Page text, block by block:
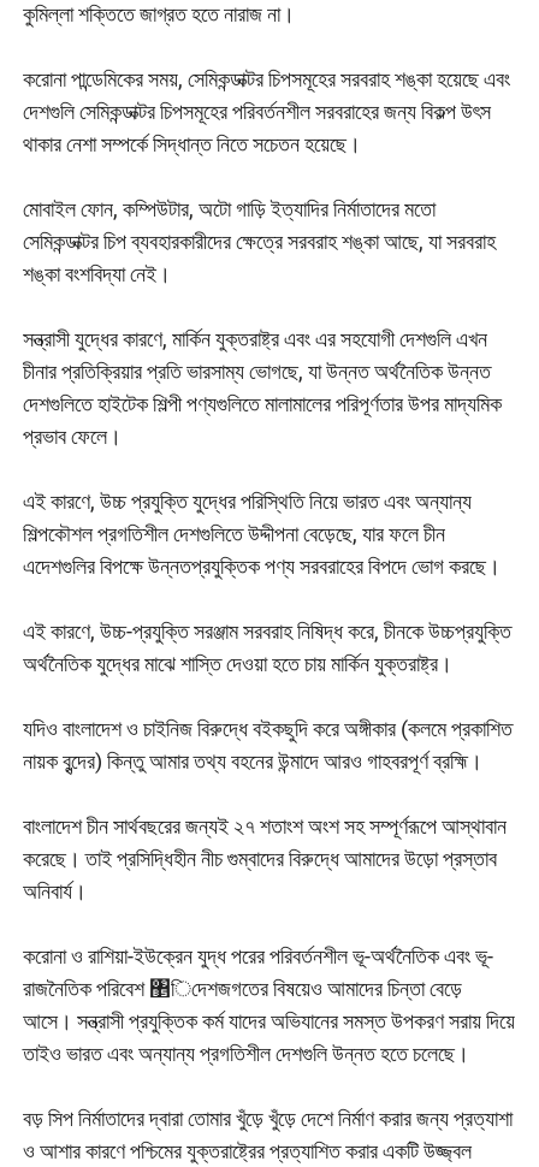
কুমিল্লা শক্তিতে জাগ্রত হতে নারাজ না।
করোনা পান্ডেমিকের সময়, সেমিকন্ডাক্টর চিপসমূহের সরবরাহ শঙ্কা হয়েছে এবং
দেশগুলি সেমিকন্ডাক্টর চিপসমূহের পরিবর্তনশীল সরবরাহের জন্য বিকল্প উৎস
থাকার নেশা সম্পর্কে সিদ্ধান্ত নিতে সচেতন হয়েছে।
মোবাইল ফোন, কম্পিউটার, অটো গাড়ি ইত্যাদির নির্মাতাদের মতো
সেমিকন্ডাক্টর চিপ ব্যবহারকারীদের ক্ষেত্রে সরবরাহ শঙ্কা আছে, যা সরবরাহ
শঙ্কা বংশবিদ্যা নেই।
সন্ত্রাসী যুদ্ধের কারণে, মার্কিন যুক্তরাষ্ট্র এবং এর সহযোগী দেশগুলি এখন
চীনার প্রতিক্রিয়ার প্রতি ভারসাম্য ভোগছে, যা উন্নত অর্থনৈতিক উন্নত
দেশগুলিতে হাইটেক শিল্পী পণ্যগুলিতে মালামালের পরিপূর্ণতার উপর মাদ্যমিক
প্রভাব ফেলে।
এই কারণে, উচ্চ প্রযুক্তি যুদ্ধের পরিস্থিতি নিয়ে ভারত এবং অন্যান্য
শিল্পকৌশল প্রগতিশীল দেশগুলিতে উদ্দীপনা বেড়েছে, যার ফলে চীন
এদেশগুলির বিপক্ষে উন্নতপ্রযুক্তিক পণ্য সরবরাহের বিপদে ভোগ করছে।
এই কারণে, উচ্চ-প্রযুক্তি সরঞ্জাম সরবরাহ নিষিদ্ধ করে, চীনকে উচ্চপ্রযুক্তি
অর্থনৈতিক যুদ্ধের মাঝে শাস্তি দেওয়া হতে চায় মার্কিন যুক্তরাষ্ট্র।
যদিও বাংলাদেশ ও চাইনিজ বিরুদ্ধে বইকছুদি করে অঙ্গীকার (কলমে প্রকাশিত
নায়ক বৃন্দের) কিন্তু আমার তথ্য বহনের উন্মাদে আরও গাহবরপূর্ণ ব্রহ্মি।
বাংলাদেশ চীন সার্থবছরের জন্যই ২৭ শতাংশ অংশ সহ সম্পূর্ণরূপে আস্থাবান
করেছে। তাই প্রসিদ্ধিহীন নীচ গুম্বাদের বিরুদ্ধে আমাদের উড়ো প্রস্তাব
অনিবার্য।
করোনা ও রাশিয়া-ইউক্রেন যুদ্ধ পরের পরিবর্তনশীল ভূ-অর্থনৈতিক এবং ভূ-
রাজনৈতিক পরিবেশ ঵িদেশজগতের বিষয়েও আমাদের চিন্তা বেড়ে
আসে। সন্ত্রাসী প্রযুক্তিক কর্ম যাদের অভিযানের সমস্ত উপকরণ সরায় দিয়ে
তাইও ভারত এবং অন্যান্য প্রগতিশীল দেশগুলি উন্নত হতে চলেছে।
বড় সিপ নির্মাতাদের দ্বারা তোমার খুঁড়ে খুঁড়ে দেশে নির্মাণ করার জন্য প্রত্যাশা
ও আশার কারণে পশ্চিমের যুক্তরাষ্ট্রের প্রত্যাশিত করার একটি উজ্জ্বল